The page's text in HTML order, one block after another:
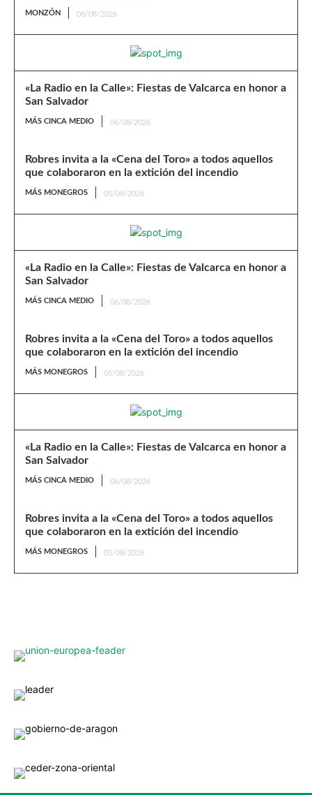
MONZÓN 06/08/2026
«La Radio en la Calle»: Fiestas de Valcarca en honor a
San Salvador
MÁS CINCA MEDIO 06/08/2026
Robres invita a la «Cena del Toro» a todos aquellos
que colaboraron en la extición del incendio
MÁS MONEGROS 05/08/2026
«La Radio en la Calle»: Fiestas de Valcarca en honor a
San Salvador
MÁS CINCA MEDIO 06/08/2026
Robres invita a la «Cena del Toro» a todos aquellos
que colaboraron en la extición del incendio
MÁS MONEGROS 05/08/2026
«La Radio en la Calle»: Fiestas de Valcarca en honor a
San Salvador
MÁS CINCA MEDIO 06/08/2026
Robres invita a la «Cena del Toro» a todos aquellos
que colaboraron en la extición del incendio
MÁS MONEGROS 05/08/2026